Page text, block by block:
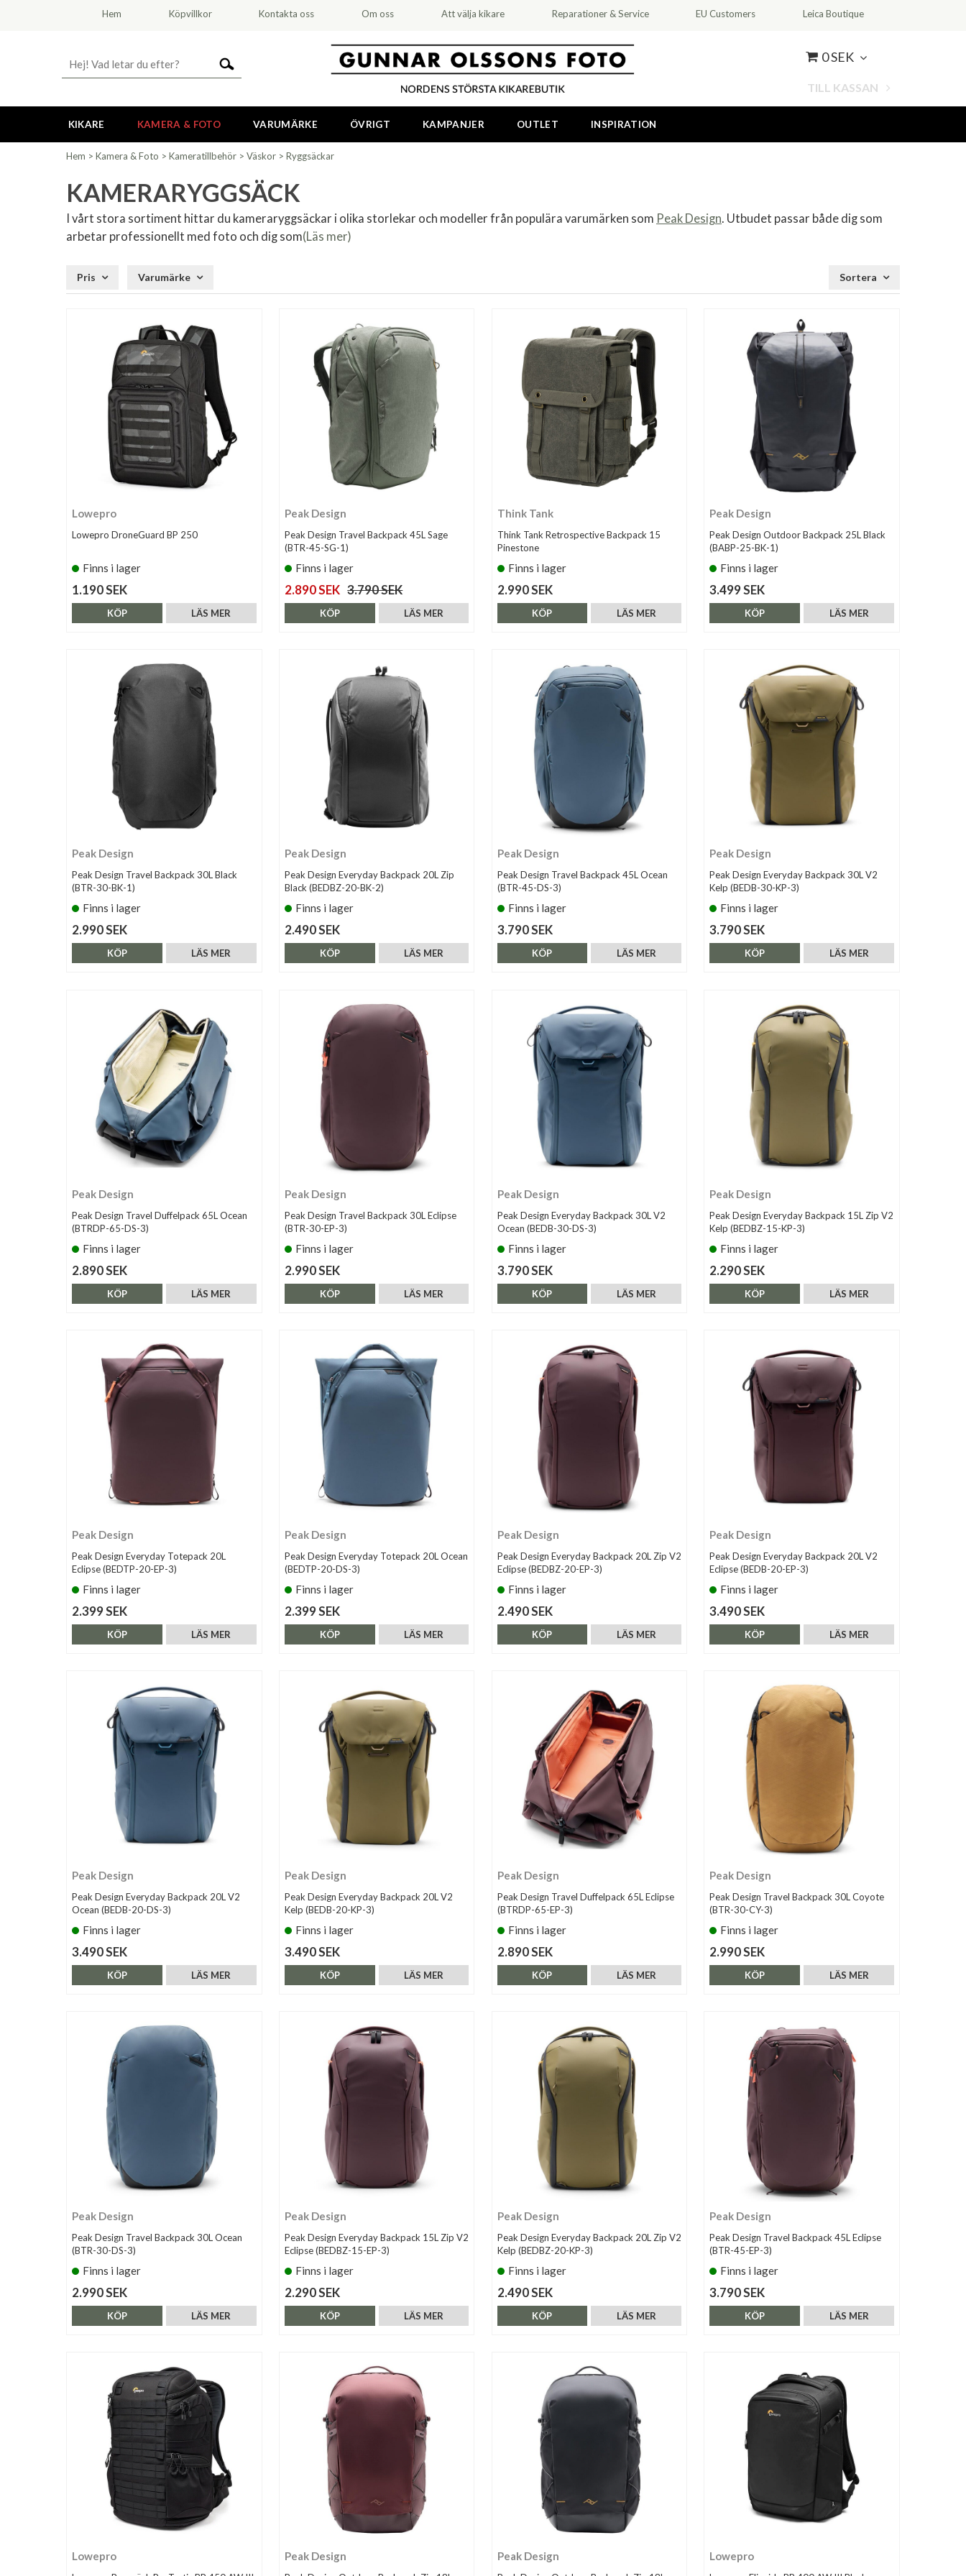
Hem Köpvillkor Kontakta oss Om oss Att välja kikare Reparationer & Service EU Customers Leica Boutique
0 SEK
TILL KASSAN
KIKARE KAMERA & FOTO VARUMÄRKE ÖVRIGT KAMPANJER OUTLET INSPIRATION
Hem > Kamera & Foto > Kameratillbehör > Väskor > Ryggsäckar
KAMERARYGGSÄCK
I vårt stora sortiment hittar du kameraryggsäckar i olika storlekar och modeller från populära varumärken som Peak Design. Utbudet passar både dig som
arbetar professionellt med foto och dig som(Läs mer)
Sortera
Pris Varumärke
Lowepro
Lowepro DroneGuard BP 250
Finns i lager
1.190 SEK
LÄS MER
KÖP
Peak Design
Peak Design Travel Backpack 45L Sage
(BTR-45-SG-1)
Finns i lager
2.890 SEK 3.790 SEK
LÄS MER
KÖP
Think Tank
Think Tank Retrospective Backpack 15
Pinestone
Finns i lager
2.990 SEK
LÄS MER
KÖP
Peak Design
Peak Design Outdoor Backpack 25L Black
(BABP-25-BK-1)
Finns i lager
3.499 SEK
LÄS MER
KÖP
Peak Design
Peak Design Travel Backpack 30L Black
(BTR-30-BK-1)
Finns i lager
2.990 SEK
LÄS MER
KÖP
Peak Design
Peak Design Everyday Backpack 20L Zip
Black (BEDBZ-20-BK-2)
Finns i lager
2.490 SEK
LÄS MER
KÖP
Peak Design
Peak Design Travel Backpack 45L Ocean
(BTR-45-DS-3)
Finns i lager
3.790 SEK
LÄS MER
KÖP
Peak Design
Peak Design Everyday Backpack 30L V2
Kelp (BEDB-30-KP-3)
Finns i lager
3.790 SEK
LÄS MER
KÖP
Peak Design
Peak Design Travel Duffelpack 65L Ocean
(BTRDP-65-DS-3)
Finns i lager
2.890 SEK
LÄS MER
KÖP
Peak Design
Peak Design Travel Backpack 30L Eclipse
(BTR-30-EP-3)
Finns i lager
2.990 SEK
LÄS MER
KÖP
Peak Design
Peak Design Everyday Backpack 30L V2
Ocean (BEDB-30-DS-3)
Finns i lager
3.790 SEK
LÄS MER
KÖP
Peak Design
Peak Design Everyday Backpack 15L Zip V2
Kelp (BEDBZ-15-KP-3)
Finns i lager
2.290 SEK
LÄS MER
KÖP
Peak Design
Peak Design Everyday Totepack 20L
Eclipse (BEDTP-20-EP-3)
Finns i lager
2.399 SEK
LÄS MER
KÖP
Peak Design
Peak Design Everyday Totepack 20L Ocean
(BEDTP-20-DS-3)
Finns i lager
2.399 SEK
LÄS MER
KÖP
Peak Design
Peak Design Everyday Backpack 20L Zip V2
Eclipse (BEDBZ-20-EP-3)
Finns i lager
2.490 SEK
LÄS MER
KÖP
Peak Design
Peak Design Everyday Backpack 20L V2
Eclipse (BEDB-20-EP-3)
Finns i lager
3.490 SEK
LÄS MER
KÖP
Peak Design
Peak Design Everyday Backpack 20L V2
Ocean (BEDB-20-DS-3)
Finns i lager
3.490 SEK
LÄS MER
KÖP
Peak Design
Peak Design Everyday Backpack 20L V2
Kelp (BEDB-20-KP-3)
Finns i lager
3.490 SEK
LÄS MER
KÖP
Peak Design
Peak Design Travel Duffelpack 65L Eclipse
(BTRDP-65-EP-3)
Finns i lager
2.890 SEK
LÄS MER
KÖP
Peak Design
Peak Design Travel Backpack 30L Coyote
(BTR-30-CY-3)
Finns i lager
2.990 SEK
LÄS MER
KÖP
Peak Design
Peak Design Travel Backpack 30L Ocean
(BTR-30-DS-3)
Finns i lager
2.990 SEK
LÄS MER
KÖP
Peak Design
Peak Design Everyday Backpack 15L Zip V2
Eclipse (BEDBZ-15-EP-3)
Finns i lager
2.290 SEK
LÄS MER
KÖP
Peak Design
Peak Design Everyday Backpack 20L Zip V2
Kelp (BEDBZ-20-KP-3)
Finns i lager
2.490 SEK
LÄS MER
KÖP
Peak Design
Peak Design Travel Backpack 45L Eclipse
(BTR-45-EP-3)
Finns i lager
3.790 SEK
LÄS MER
KÖP
Lowepro Peak Design Peak Design Lowepro